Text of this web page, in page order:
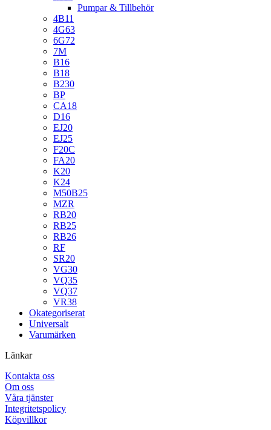
Pumpar & Tillbehör
4B11
4G63
6G72
7M
B16
B18
B230
BP
CA18
D16
EJ20
EJ25
F20C
FA20
K20
K24
M50B25
MZR
RB20
RB25
RB26
RF
SR20
VG30
VQ35
VQ37
VR38
Okategoriserat
Universalt
Varumärken
Länkar
Kontakta oss
Om oss
Våra tjänster
Integritetspolicy
Köpvillkor